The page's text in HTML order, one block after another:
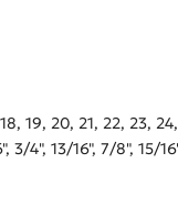
18, 19, 20, 21, 22, 23,
3/4", 13/16", 7/8", 15/